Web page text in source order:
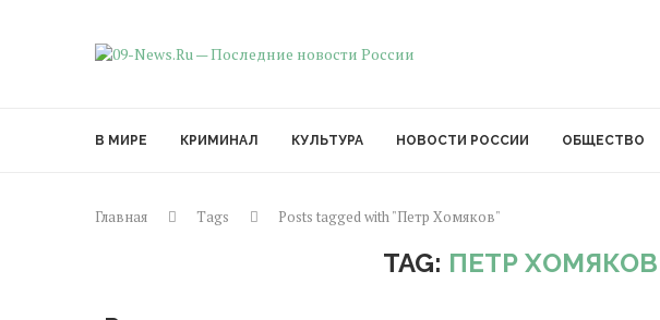
В МИРЕ КРИМИНАЛ КУЛЬТУРА НОВОСТИ РОССИИ ОБЩЕСТВО
Главная Tags Posts tagged with "Петр Хомяков"
TAG: ПЕТР ХОМЯКОВ